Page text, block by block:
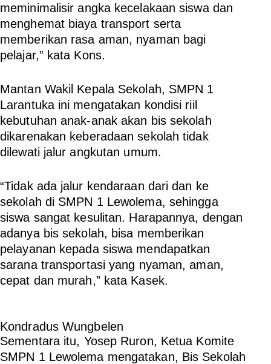
meminimalisir angka kecelakaan siswa dan
menghemat biaya transport serta
memberikan rasa aman, nyaman bagi
pelajar,” kata Kons.
Mantan Wakil Kepala Sekolah, SMPN 1
Larantuka ini mengatakan kondisi riil
kebutuhan anak-anak akan bis sekolah
dikarenakan keberadaan sekolah tidak
dilewati jalur angkutan umum.
“Tidak ada jalur kendaraan dari dan ke
sekolah di SMPN 1 Lewolema, sehingga
siswa sangat kesulitan. Harapannya, dengan
adanya bis sekolah, bisa memberikan
pelayanan kepada siswa mendapatkan
sarana transportasi yang nyaman, aman,
cepat dan murah,” kata Kasek.
Kondradus Wungbelen
Sementara itu, Yosep Ruron, Ketua Komite
SMPN 1 Lewolema mengatakan, Bis Sekolah